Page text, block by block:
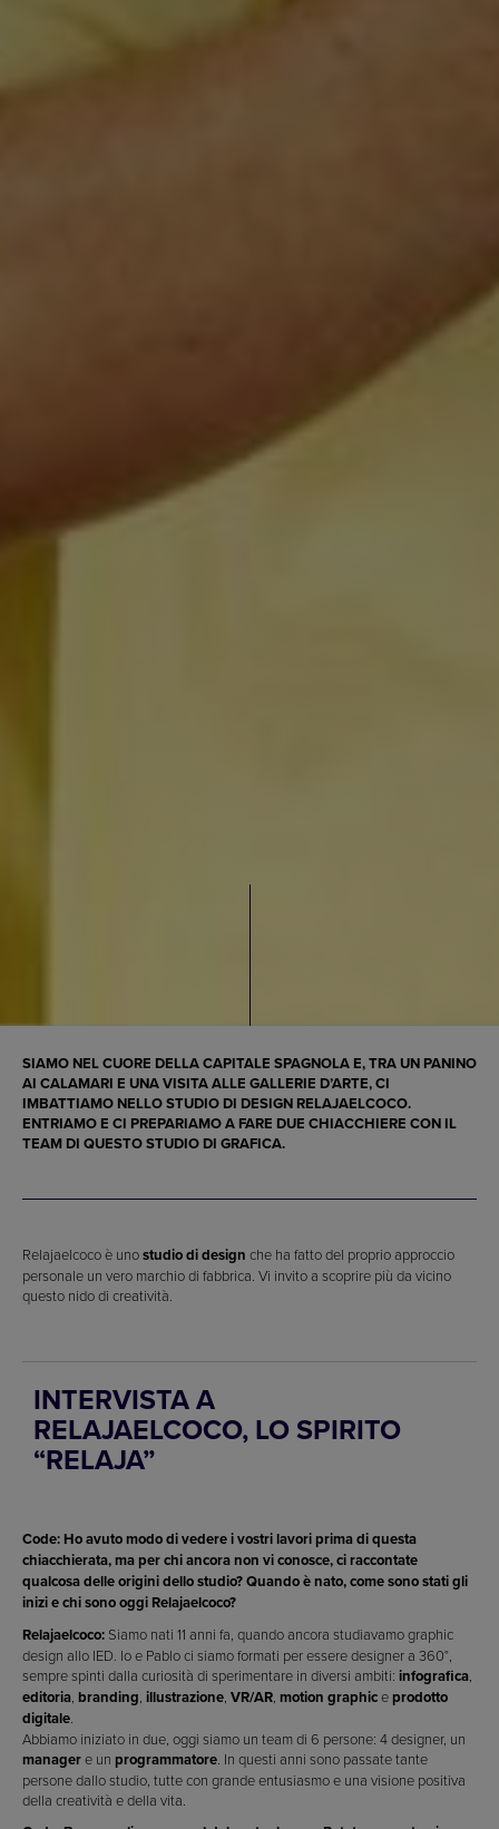
SIAMO NEL CUORE DELLA CAPITALE SPAGNOLA E, TRA UN PANINO
AI CALAMARI E UNA VISITA ALLE GALLERIE D’ARTE, CI
IMBATTIAMO NELLO STUDIO DI DESIGN RELAJAELCOCO.
ENTRIAMO E CI PREPARIAMO A FARE DUE CHIACCHIERE CON IL
TEAM DI QUESTO STUDIO DI GRAFICA.
Relajaelcoco è unostudio di design che ha fatto del proprio approccio
personale un vero marchio di fabbrica. Vi invito a scoprire più da vicino
questo nido di creatività.
INTERVISTA A
RELAJAELCOCO, LO SPIRITO
“RELAJA”
Code: Ho avuto modo di vedere i vostri lavori prima di questa
chiacchierata, ma per chi ancora non vi conosce, ci raccontate
qualcosa delle origini dello studio? Quando è nato, come sono stati gli
inizi e chi sono oggi Relajaelcoco?
Relajaelcoco: Siamo nati 11 anni fa, quando ancora studiavamo graphic
design allo IED. Io e Pablo ci siamo formati per essere designer a 360°,
sempre spinti dalla curiosità di sperimentare in diversi ambiti: infografica,
editoria, branding, illustrazione, VR/AR, motion graphice prodotto
digitale.
Abbiamo iniziato in due, oggi siamo un team di 6 persone: 4 designer, un
managere un programmatore. In questi anni sono passate tante
persone dallo studio, tutte con grande entusiasmo e una visione positiva
della creatività e della vita.